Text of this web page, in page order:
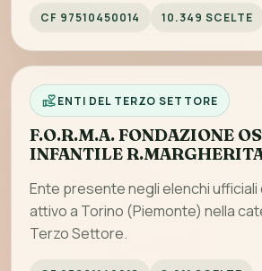
CF 97510450014 10.349 SCELTE
ENTI DEL TERZO SETTORE
F.O.R.M.A. FONDAZIONE
INFANTILE
Ente presente negli elenchi ufficiali
attivo a Torino (Piemonte) nella
Terzo Settore.